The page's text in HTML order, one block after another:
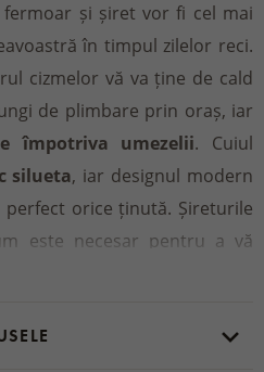
și șiret vor fi cel mai
în timpul zilelor reci.
cizmelor vă va ține de cald
de plimbare prin oraș, iar
împotriva umezelii. Cuiul
silueta, iar designul modern
orice ținută. Șireturile
este necesar pentru a vă
o poziție